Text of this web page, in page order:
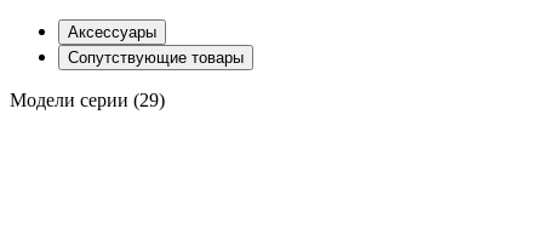
Аксессуары
Сопутствующие товары
Модели серии (29)